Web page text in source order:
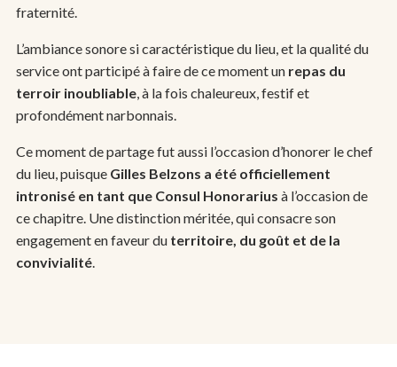
fraternité.
L’ambiance sonore si caractéristique du lieu, et la qualité du
service ont participé à faire de ce moment un repas du
terroir inoubliable, à la fois chaleureux, festif et
profondément narbonnais.
Ce moment de partage fut aussi l’occasion d’honorer le chef
du lieu, puisque Gilles Belzons a été officiellement
intronisé en tant que Consul Honorarius à l’occasion de
ce chapitre. Une distinction méritée, qui consacre son
engagement en faveur du territoire, du goût et de la
convivialité.